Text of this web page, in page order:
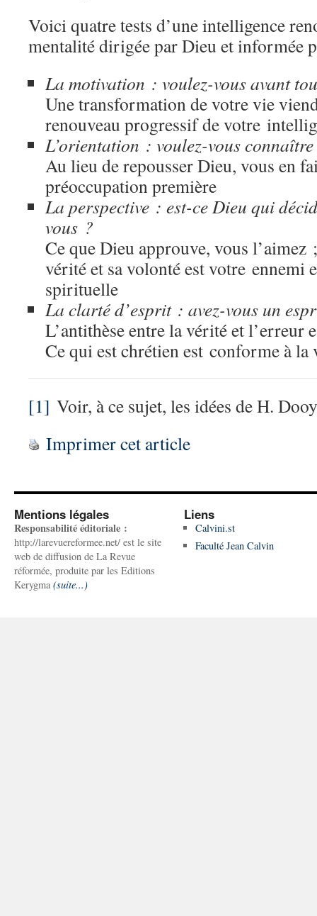
Voici quatre tests d’une intelligence
mentalité dirigée par Dieu et informée
La motivation : voulez-vous avant
Une transformation de votre vie
renouveau progressif de votre
L’orientation : voulez-vous
Au lieu de repousser Dieu, vous en
préoccupation première
La perspective : est-ce Dieu qui
vous ?
Ce que Dieu approuve, vous l’aimez
vérité et sa volonté est votre ennemi
spirituelle
La clarté d’esprit : avez-vous un
L’antithèse entre la vérité et l’erreur
Ce qui est chrétien est conforme à la
[1] Voir, à ce sujet, les idées de H.
Imprimer cet article
Mentions légales
Responsabilité éditoriale :
http://larevuereformee.net/ est le site
web de diffusion de La Revue
réformée, produite par les Editions
Kerygma (suite...)
Liens
Calvini.st
Faculté Jean Calvin